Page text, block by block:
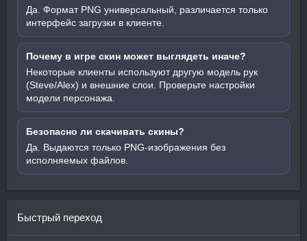
Да. Формат PNG универсальный, различается только
интерфейс загрузки в клиенте.
Почему в игре скин может выглядеть иначе?
Некоторые клиенты используют другую модель рук
(Steve/Alex) и внешние слои. Проверьте настройки
модели персонажа.
Безопасно ли скачивать скины?
Да. Выдаются только PNG-изображения без
исполняемых файлов.
Быстрый переход